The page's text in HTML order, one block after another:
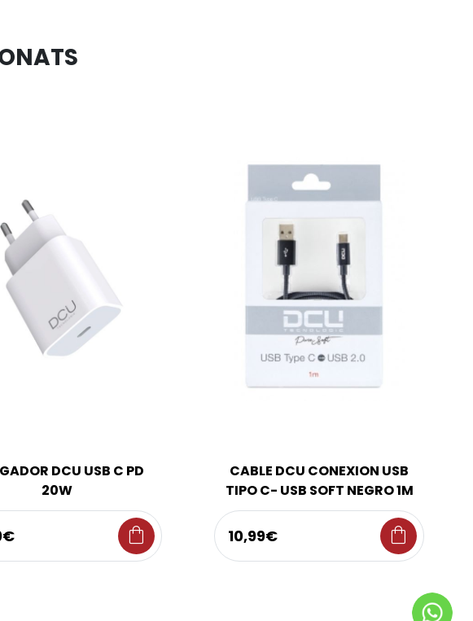
DCU USB C PD
20W
shopping_bag
CABLE DCU CONEXION USB
TIPO C- USB SOFT NEGRO 1M
10,99€ shopping_bag